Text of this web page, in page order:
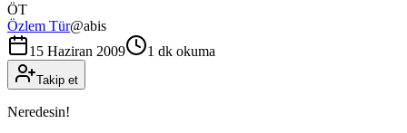
ÖT
Özlem Tür@abis
15 Haziran 2009
1 dk okuma
Takip et
Neredesin!